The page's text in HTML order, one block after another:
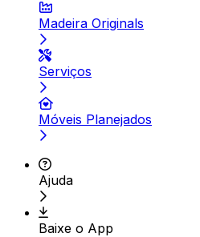
Madeira Originals
Serviços
Móveis Planejados
Ajuda
Baixe o App